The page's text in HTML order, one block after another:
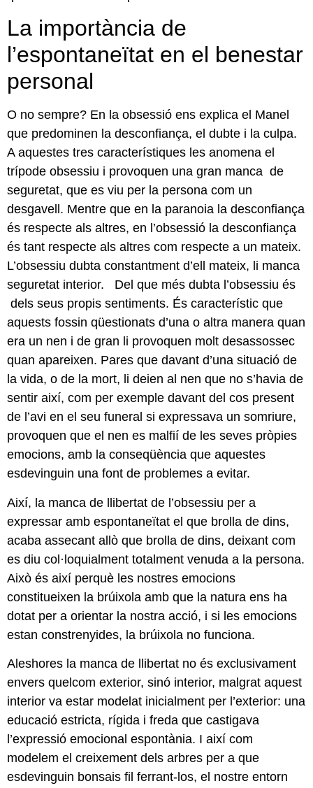
La importància de
l’espontaneïtat en el benestar
personal
O no sempre? En la obsessió ens explica el Manel
que predominen la desconfiança, el dubte i la culpa.
A aquestes tres característiques les anomena el
trípode obsessiu i provoquen una gran manca de
seguretat, que es viu per la persona com un
desgavell. Mentre que en la paranoia la desconfiança
és respecte als altres, en l’obsessió la desconfiança
és tant respecte als altres com respecte a un mateix.
L’obsessiu dubta constantment d’ell mateix, li manca
seguretat interior. Del que més dubta l’obsessiu és
dels seus propis sentiments. És característic que
aquests fossin qüestionats d’una o altra manera quan
era un nen i de gran li provoquen molt desassossec
quan apareixen. Pares que davant d’una situació de
la vida, o de la mort, li deien al nen que no s’havia de
sentir així, com per exemple davant del cos present
de l’avi en el seu funeral si expressava un somriure,
provoquen que el nen es malfií de les seves pròpies
emocions, amb la conseqüència que aquestes
esdevinguin una font de problemes a evitar.
Així, la manca de llibertat de l’obsessiu per a
expressar amb espontaneïtat el que brolla de dins,
acaba assecant allò que brolla de dins, deixant com
es diu col·loquialment totalment venuda a la persona.
Això és així perquè les nostres emocions
constitueixen la brúixola amb que la natura ens ha
dotat per a orientar la nostra acció, i si les emocions
estan constrenyides, la brúixola no funciona.
Aleshores la manca de llibertat no és exclusivament
envers quelcom exterior, sinó interior, malgrat aquest
interior va estar modelat inicialment per l’exterior: una
educació estricta, rígida i freda que castigava
l’expressió emocional espontània. I així com
modelem el creixement dels arbres per a que
esdevinguin bonsais fil ferrant-los, el nostre entorn